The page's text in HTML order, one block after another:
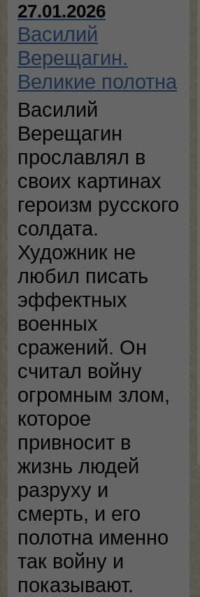
27.01.2026
Василий
Верещагин.
Великие полотна
Василий
Верещагин
прославлял в
своих картинах
героизм русского
солдата.
Художник не
любил писать
эффектных
военных
сражений. Он
считал войну
огромным злом,
которое
привносит в
жизнь людей
разруху и
смерть, и его
полотна именно
так войну и
показывают.